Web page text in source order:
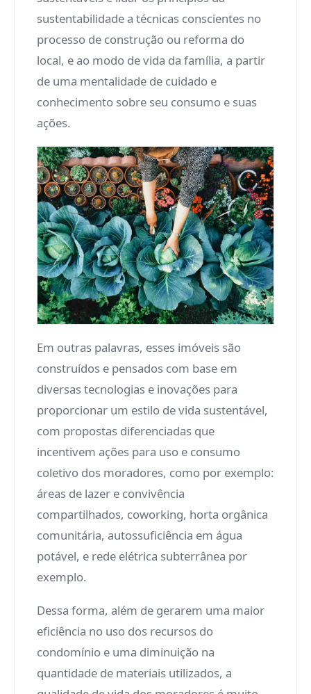
sustentabilidade a técnicas conscientes no
processo de construção ou reforma do
local, e ao modo de vida da família, a partir
de uma mentalidade de cuidado e
conhecimento sobre seu consumo e suas
ações.
Em outras palavras, esses imóveis são
construídos e pensados com base em
diversas tecnologias e inovações para
proporcionar um estilo de vida sustentável,
com propostas diferenciadas que
incentivem ações para uso e consumo
coletivo dos moradores, como por exemplo:
áreas de lazer e convivência
compartilhados, coworking, horta orgânica
comunitária, autossuficiência em água
potável, e rede elétrica subterrânea por
exemplo.
Dessa forma, além de gerarem uma maior
eficiência no uso dos recursos do
condomínio e uma diminuição na
quantidade de materiais utilizados, a